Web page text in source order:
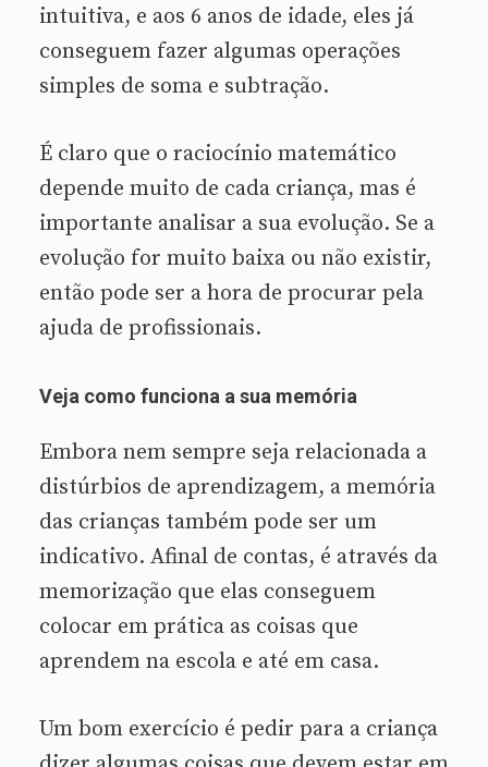
intuitiva, e aos 6 anos de idade, eles já
conseguem fazer algumas operações
simples de soma e subtração.
É claro que o raciocínio matemático
depende muito de cada criança, mas é
importante analisar a sua evolução. Se a
evolução for muito baixa ou não existir,
então pode ser a hora de procurar pela
ajuda de profissionais.
Veja como funciona a sua memória
Embora nem sempre seja relacionada a
distúrbios de aprendizagem, a memória
das crianças também pode ser um
indicativo. Afinal de contas, é através da
memorização que elas conseguem
colocar em prática as coisas que
aprendem na escola e até em casa.
Um bom exercício é pedir para a criança